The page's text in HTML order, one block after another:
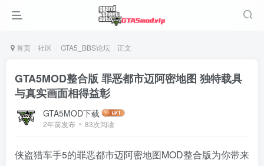
首页 社区 GTA5_BBS论坛 正文
GTA5MOD整合版 罪恶都市迈阿密地图 独特载具
与真实画面相得益彰
GTA5MOD下载
2年前发布 83次阅读
侠盗猎车手5的罪恶都市迈阿密地图MOD整合版为你带来